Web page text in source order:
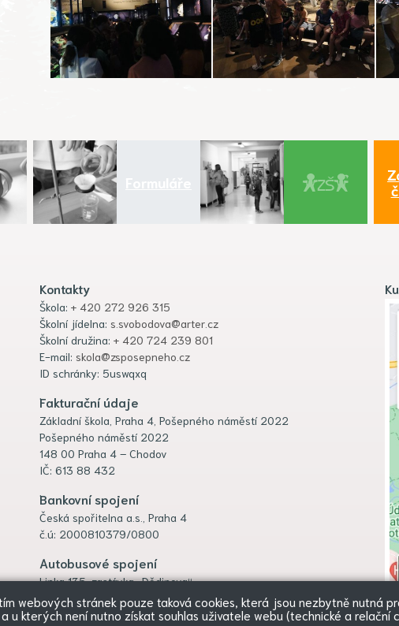
Kontakty
Škola: + 420 272 926 315
Školní jídelna: s.svobodova@arter.cz
Školní družina: + 420 724 239 801
E-mail: skola@zsposepneho.cz
ID schránky: 5uswqxq
Fakturační údaje
Základní škola, Praha 4, Pošepného náměstí 2022
Pošepného náměstí 2022
148 00 Praha 4 – Chodov
IČ: 613 88 432
Bankovní spojení
Česká spořitelna a.s., Praha 4
č.ú: 2000810379/0800
Autobusové spojení
Linka 135, zastávka „Dědinova“
webových stránek pouze taková cookies, která jsou nezbytně nutná
kterých není nutno získat souhlas uživatele webu (technické a relační